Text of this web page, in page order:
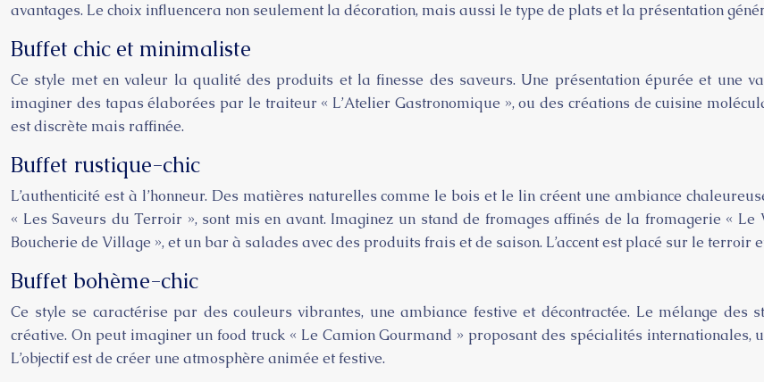
avantages. Le choix influencera non seulement la décoration, mais aussi le type de plats et la présentation
Buffet chic et minimaliste
Ce style met en valeur la qualité des produits et la finesse des saveurs. Une présentation épurée et une
imaginer des tapas élaborées par le traiteur « L’Atelier Gastronomique », ou des créations de cuisine
est discrète mais raffinée.
Buffet rustique-chic
L’authenticité est à l’honneur. Des matières naturelles comme le bois et le lin créent une ambiance
« Les Saveurs du Terroir », sont mis en avant. Imaginez un stand de fromages affinés de la fromagerie «
Boucherie de Village », et un bar à salades avec des produits frais et de saison. L’accent est placé sur le terroir
Buffet bohème-chic
Ce style se caractérise par des couleurs vibrantes, une ambiance festive et décontractée. Le mélange
créative. On peut imaginer un food truck « Le Camion Gourmand » proposant des spécialités internationales,
L’objectif est de créer une atmosphère animée et festive.